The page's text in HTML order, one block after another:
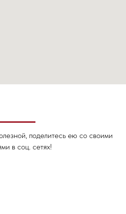
поделитесь ею со своими
в соц. сетях!